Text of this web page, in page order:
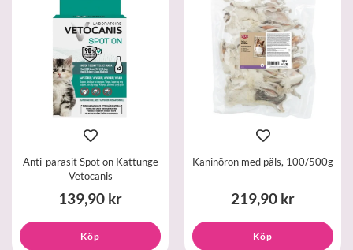
Anti-parasit Spot on Kattunge
Vetocanis
139,90 kr
Köp
Kaninöron med päls, 100/500g
219,90 kr
Köp